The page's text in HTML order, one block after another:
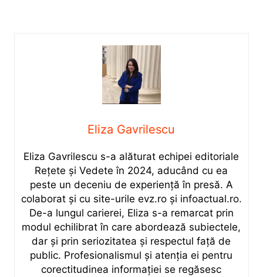
Eliza Gavrilescu
Eliza Gavrilescu s-a alăturat echipei editoriale
Rețete şi Vedete în 2024, aducând cu ea
peste un deceniu de experiență în presă. A
colaborat și cu site-urile evz.ro și infoactual.ro.
De-a lungul carierei, Eliza s-a remarcat prin
modul echilibrat în care abordează subiectele,
dar și prin seriozitatea și respectul față de
public. Profesionalismul și atenția ei pentru
corectitudinea informației se regăsesc